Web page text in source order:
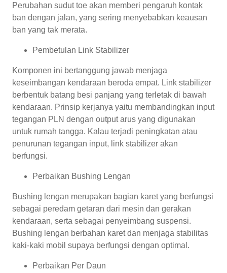
Perubahan sudut toe akan memberi pengaruh kontak
ban dengan jalan, yang sering menyebabkan keausan
ban yang tak merata.
Pembetulan Link Stabilizer
Komponen ini bertanggung jawab menjaga
keseimbangan kendaraan beroda empat. Link stabilizer
berbentuk batang besi panjang yang terletak di bawah
kendaraan. Prinsip kerjanya yaitu membandingkan input
tegangan PLN dengan output arus yang digunakan
untuk rumah tangga. Kalau terjadi peningkatan atau
penurunan tegangan input, link stabilizer akan
berfungsi.
Perbaikan Bushing Lengan
Bushing lengan merupakan bagian karet yang berfungsi
sebagai peredam getaran dari mesin dan gerakan
kendaraan, serta sebagai penyeimbang suspensi.
Bushing lengan berbahan karet dan menjaga stabilitas
kaki-kaki mobil supaya berfungsi dengan optimal.
Perbaikan Per Daun